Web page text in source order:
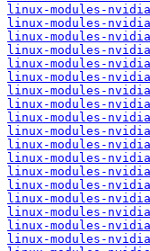
linux-modules-
linux-modules-
linux-modules-
linux-modules-
linux-modules-
linux-modules-
linux-modules-
linux-modules-
linux-modules-
linux-modules-
linux-modules-
linux-modules-
linux-modules-
linux-modules-
linux-modules-
linux-modules-
linux-modules-
linux-modules-